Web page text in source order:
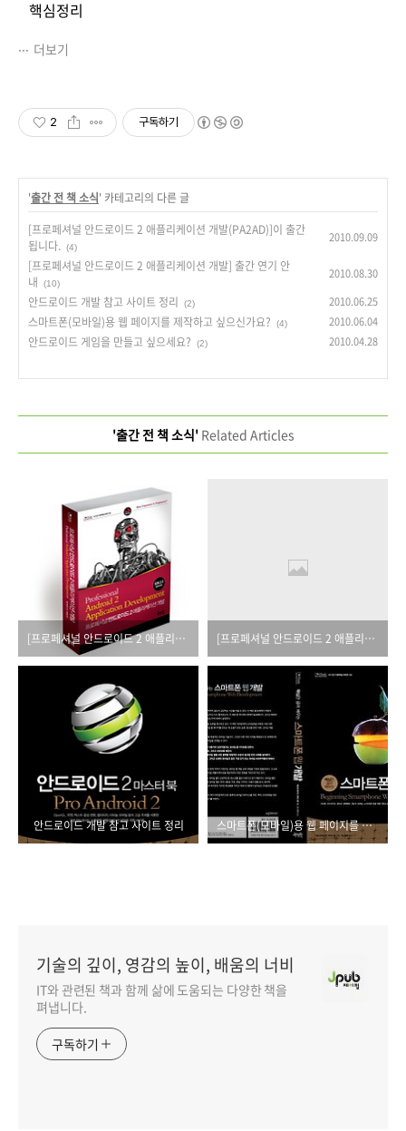
핵심정리
더보기
2 구독하기
'출간 전 책 소식' 카테고리의 다른 글
[프로페셔널 안드로이드 2 애플리케이션 개발(PA2AD)]이 출간
됩니다. (4)
2010.09.09
[프로페셔널 안드로이드 2 애플리케이션 개발] 출간 연기 안
내
(10)
2010.08.30
안드로이드 개발 참고 사이트 정리 (2) 2010.06.25
스마트폰(모바일)용 웹 페이지를 제작하고 싶으신가요? (4) 2010.06.04
안드로이드 게임을 만들고 싶으세요? (2) 2010.04.28
'출간 전 책 소식'Related Articles
[프로페셔널 안드로이드 2 애플리케이션 개발(PA2AD)]이 출간됩니다. [프로페셔널 안드로이드 2 애플리케이션 개발] 출간 연기 안내
안드로이드 개발 참고 사이트 정리 스마트폰(모바일)용 웹 페이지를 제작하고 싶으신가요?
기술의 깊이, 영감의 높이, 배움의 너비
IT와 관련된 책과 함께 삶에 도움되는 다양한 책을
펴냅니다.
구독하기